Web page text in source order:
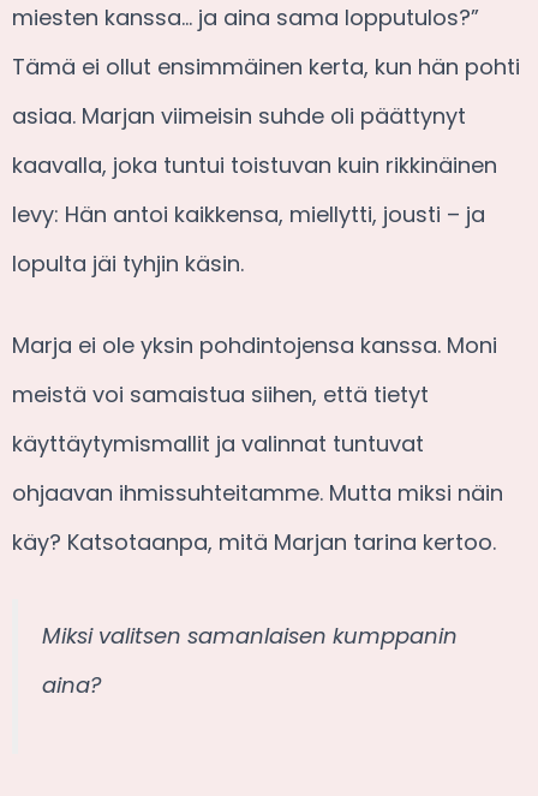
miesten kanssa… ja aina sama lopputulos?”
Tämä ei ollut ensimmäinen kerta, kun hän pohti
asiaa. Marjan viimeisin suhde oli päättynyt
kaavalla, joka tuntui toistuvan kuin rikkinäinen
levy: Hän antoi kaikkensa, miellytti, jousti – ja
lopulta jäi tyhjin käsin.
Marja ei ole yksin pohdintojensa kanssa. Moni
meistä voi samaistua siihen, että tietyt
käyttäytymismallit ja valinnat tuntuvat
ohjaavan ihmissuhteitamme. Mutta miksi näin
käy? Katsotaanpa, mitä Marjan tarina kertoo.
Miksi valitsen samanlaisen kumppanin
aina?